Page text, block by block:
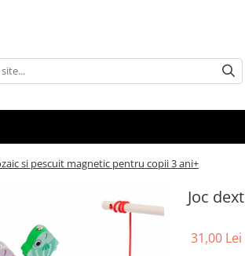
si pescuit magnetic pentru copii 3 ani+
Joc
31,00 Lei